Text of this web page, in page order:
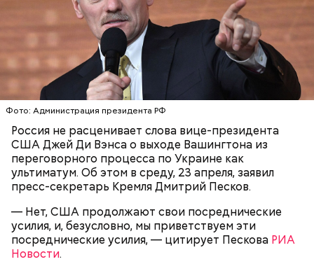
Фото: Администрация президента РФ
Россия не расценивает слова вице-президента
США Джей Ди Вэнса о выходе Вашингтона из
переговорного процесса по Украине как
ультиматум. Об этом в среду, 23 апреля, заявил
пресс-секретарь Кремля Дмитрий Песков.
— Нет, США продолжают свои посреднические
усилия, и, безусловно, мы приветствуем эти
посреднические усилия, — цитирует Пескова РИА
Новости.
Более чем полгода о Елизавете Цурковой не было
На видео ученая призналась, что участвовала в
подрывной работе в пользу спецслужб Израиля.
Женщина заявила, что является агентом ЦРУ и
«Моссада» и специально приехала в Сирию в 2019
году, чтобы наладить связи между Израилем и
антиправительственными силами. Цуркова
отметила, что в дальнейшем она отправилась с
подрывной миссией в Ирак. Ее основная задача
(сторонниками одного из направлений ислама).